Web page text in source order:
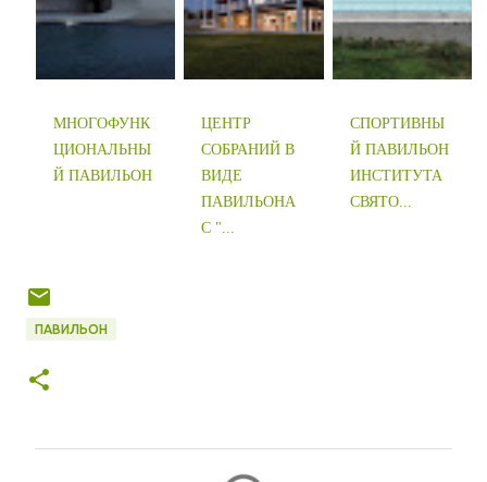
МНОГОФУНК
ЦИОНАЛЬНЫ
Й ПАВИЛЬОН
ЦЕНТР
СОБРАНИЙ В
ВИДЕ
ПАВИЛЬОНА
С "...
СПОРТИВНЫ
Й ПАВИЛЬОН
ИНСТИТУТА
СВЯТО...
ПАВИЛЬОН